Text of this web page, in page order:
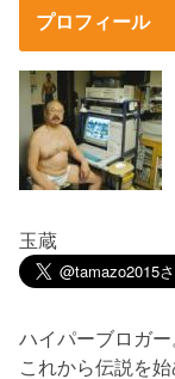
プロフィール
玉蔵
ハイパーブロガー
これから伝説を